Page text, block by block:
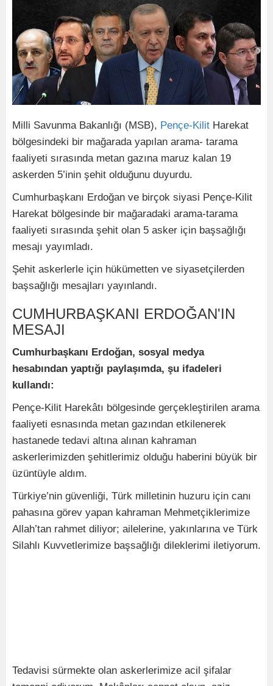
Milli Savunma Bakanlığı (MSB), Pençe-Kilit Harekat
bölgesindeki bir mağarada yapılan arama- tarama
faaliyeti sırasında metan gazına maruz kalan 19
askerden 5’inin şehit olduğunu duyurdu.
Cumhurbaşkanı Erdoğan ve birçok siyasi Pençe-Kilit
Harekat bölgesinde bir mağaradaki arama-tarama
faaliyeti sırasında şehit olan 5 asker için başsağlığı
mesajı yayımladı.
Şehit askerlerle için hükümetten ve siyasetçilerden
başsağlığı mesajları yayınlandı.
CUMHURBAŞKANI ERDOĞAN'IN
MESAJI
Cumhurbaşkanı Erdoğan, sosyal medya
hesabından yaptığı paylaşımda, şu ifadeleri
kullandı:
Pençe-Kilit Harekâtı bölgesinde gerçekleştirilen arama
faaliyeti esnasında metan gazından etkilenerek
hastanede tedavi altına alınan kahraman
askerlerimizden şehitlerimiz olduğu haberini büyük bir
üzüntüyle aldım.
Türkiye’nin güvenliği, Türk milletinin huzuru için canı
pahasına görev yapan kahraman Mehmetçiklerimize
Allah’tan rahmet diliyor; ailelerine, yakınlarına ve Türk
Silahlı Kuvvetlerimize başsağlığı dileklerimi iletiyorum.
Tedavisi sürmekte olan askerlerimize acil şifalar